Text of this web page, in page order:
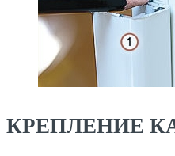
КРЕПЛЕНИЕ